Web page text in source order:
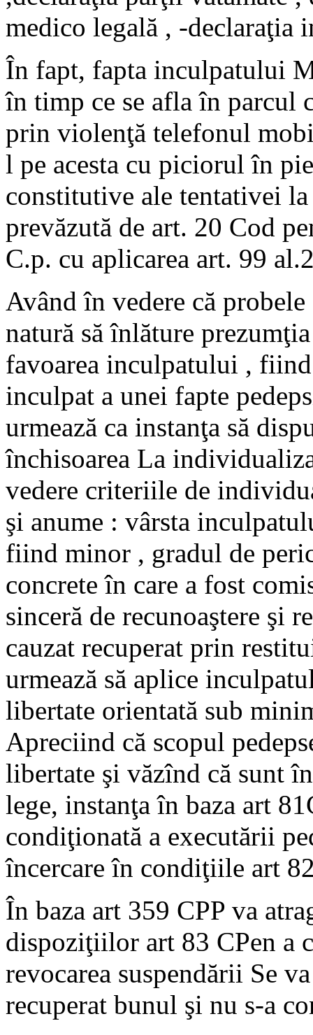
medico legală , -declaraţia
În fapt, fapta inculpatului
în timp ce se afla în parcul
prin violenţă telefonul
l pe acesta cu piciorul în
constitutive ale tentativei
prevăzută de art. 20 Cod
C.p. cu aplicarea art. 99
Având în vedere că
natură să înlăture
favoarea inculpatului ,
inculpat a unei fapte
urmează ca instanţa să
închisoarea La
vedere criteriile de
şi anume : vârsta
fiind minor , gradul de
concrete în care a fost
sinceră de recunoaştere şi
cauzat recuperat prin
urmează să aplice
libertate orientată sub
Apreciind că scopul
libertate şi văzînd că sunt
lege, instanţa în baza art
condiţionată a executării
încercare în condiţiile art
În baza art 359 CPP va
dispoziţiilor art 83 CPen a
revocarea suspendării Se
recuperat bunul şi nu s-a